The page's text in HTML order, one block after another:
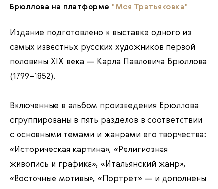
Брюллова на платформе "Моя Третьяковка"
Издание подготовлено к выставке одного из
самых известных русских художников первой
половины XIX века — Карла Павловича Брюллова
(1799–1852).
Включенные в альбом произведения Брюллова
сгруппированы в пять разделов в соответствии
с основными темами и жанрами его творчества:
«Историческая картина», «Религиозная
живопись и графика», «Итальянский жанр»,
«Восточные мотивы», «Портрет» — и дополнены